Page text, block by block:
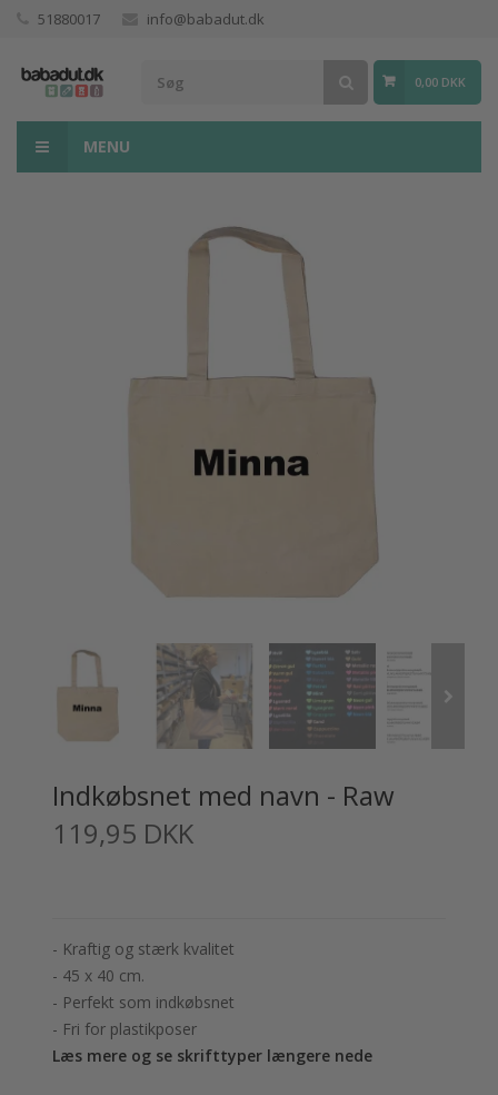
51880017 info@babadut.dk
0,00 DKK
MENU
Indkøbsnet med navn - Raw
119,95 DKK
- Kraftig og stærk kvalitet
- 45 x 40 cm.
- Perfekt som indkøbsnet
- Fri for plastikposer
Læs mere og se skrifttyper længere nede